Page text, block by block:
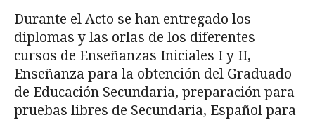
Durante el Acto se han entregado los
diplomas y las orlas de los diferentes
cursos de Enseñanzas Iniciales I y II,
Enseñanza para la obtención del Graduado
de Educación Secundaria, preparación para
pruebas libres de Secundaria, Español para